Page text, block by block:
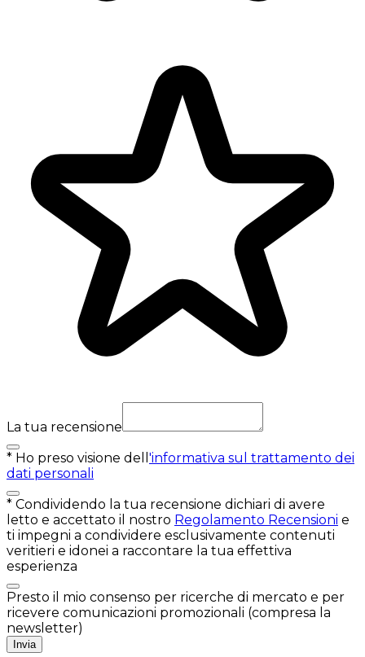
La tua recensione
* Ho preso visione dell 'informativa sul trattamento dei
dati personali
* Condividendo la tua recensione dichiari di avere
letto e accettato il nostro Regolamento Recensioni e
ti impegni a condividere esclusivamente contenuti
veritieri e idonei a raccontare la tua effettiva
esperienza
Presto il mio consenso per ricerche di mercato e per
ricevere comunicazioni promozionali (compresa la
newsletter)
Invia